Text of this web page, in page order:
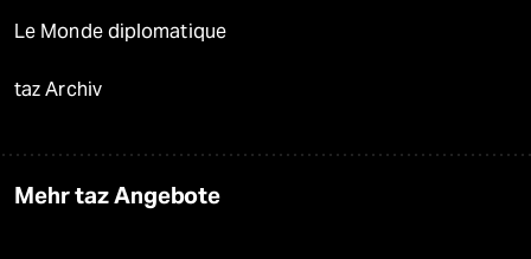
Le Monde diplomatique
taz Archiv
Mehr taz Angebote